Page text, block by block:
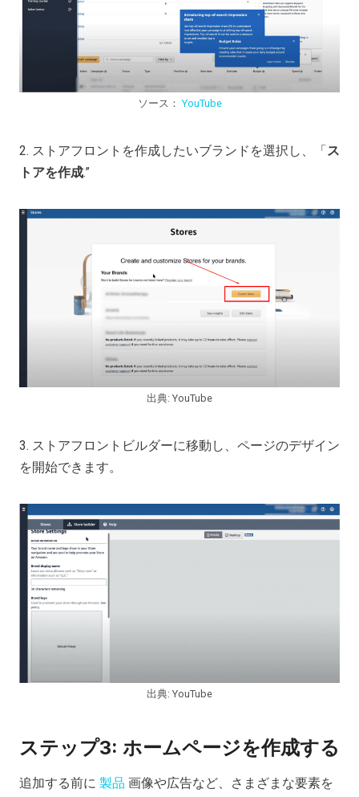
ソース： YouTube
2. ストアフロントを作成したいブランドを選択し、「ス
トアを作成.”
出典: YouTube
3. ストアフロントビルダーに移動し、ページのデザイン
を開始できます。
出典: YouTube
ステップ3: ホームページを作成する
追加する前に 製品 画像や広告など、さまざまな要素を